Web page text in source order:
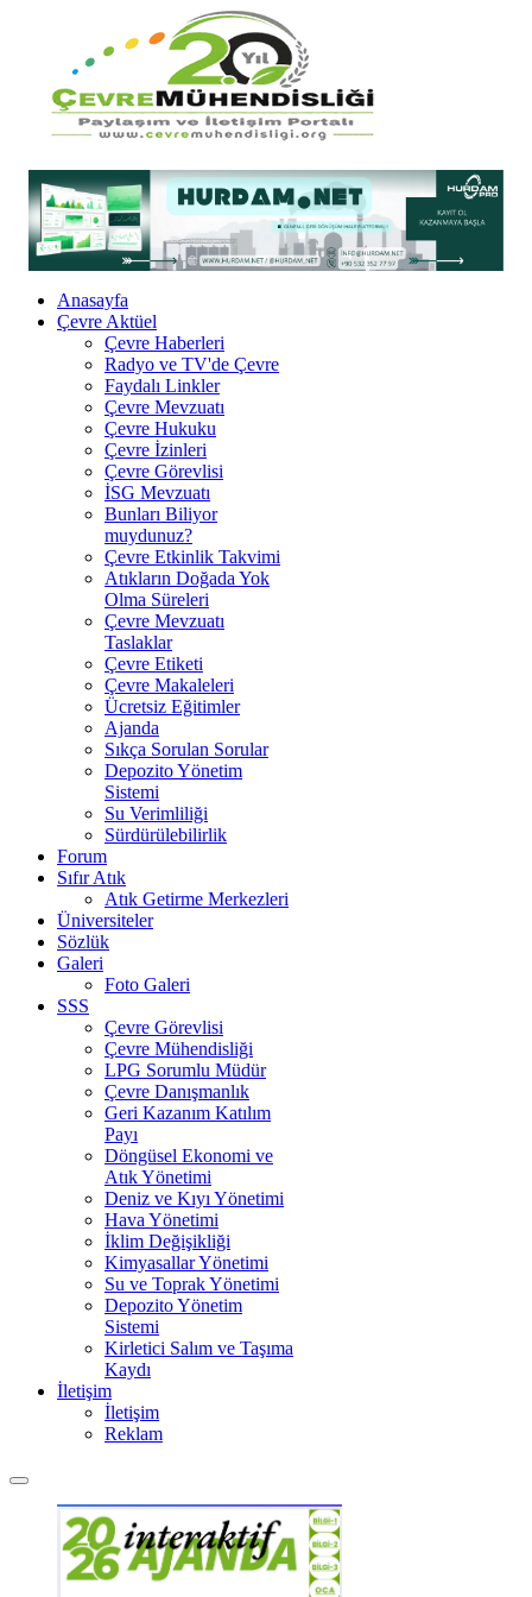
Anasayfa
Çevre Aktüel
Çevre Haberleri
Radyo ve TV'de Çevre
Faydalı Linkler
Çevre Mevzuatı
Çevre Hukuku
Çevre İzinleri
Çevre Görevlisi
İSG Mevzuatı
Bunları Biliyor
muydunuz?
Çevre Etkinlik Takvimi
Atıkların Doğada Yok
Olma Süreleri
Çevre Mevzuatı
Taslaklar
Çevre Etiketi
Çevre Makaleleri
Ücretsiz Eğitimler
Ajanda
Sıkça Sorulan Sorular
Depozito Yönetim
Sistemi
Su Verimliliği
Sürdürülebilirlik
Forum
Sıfır Atık
Atık Getirme Merkezleri
Üniversiteler
Sözlük
Galeri
Foto Galeri
SSS
Çevre Görevlisi
Çevre Mühendisliği
LPG Sorumlu Müdür
Çevre Danışmanlık
Geri Kazanım Katılım
Payı
Döngüsel Ekonomi ve
Atık Yönetimi
Deniz ve Kıyı Yönetimi
Hava Yönetimi
İklim Değişikliği
Kimyasallar Yönetimi
Su ve Toprak Yönetimi
Depozito Yönetim
Sistemi
Kirletici Salım ve Taşıma
Kaydı
İletişim
İletişim
Reklam